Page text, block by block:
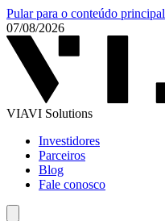
Pular para o conteúdo principal
07/08/2026
VIAVI Solutions
Investidores
Parceiros
Blog
Fale conosco